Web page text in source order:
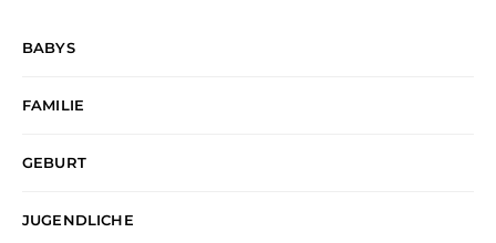
BABYS
FAMILIE
GEBURT
JUGENDLICHE